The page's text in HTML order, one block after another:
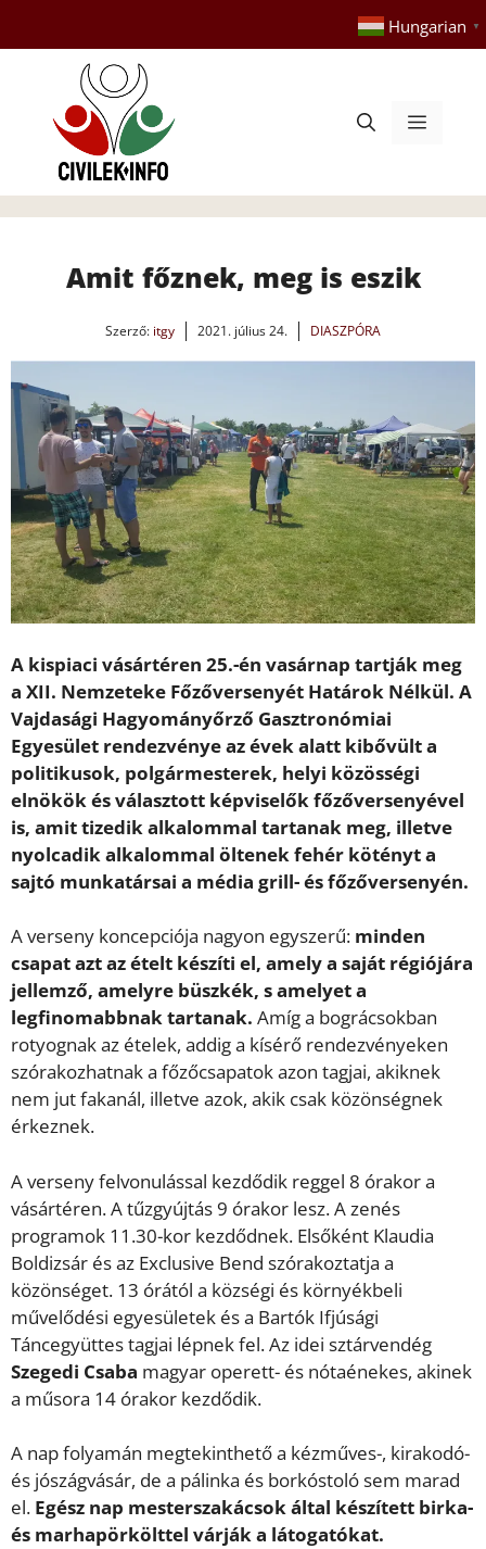
tartalomba
Hungarian ▼
Menü
Amit főznek, meg is eszik
Szerző: itgy 2021. július 24. DIASZPÓRA
A kispiaci vásártéren 25.-én vasárnap tartják meg
a XII. Nemzeteke Főzőversenyét Határok Nélkül. A
Vajdasági Hagyományőrző Gasztronómiai
Egyesület rendezvénye az évek alatt kibővült a
politikusok, polgármesterek, helyi közösségi
elnökök és választott képviselők főzőversenyével
is, amit tizedik alkalommal tartanak meg, illetve
nyolcadik alkalommal öltenek fehér kötényt a
sajtó munkatársai a média grill- és főzőversenyén.
A verseny koncepciója nagyon egyszerű: minden
csapat azt az ételt készíti el, amely a saját régiójára
jellemző, amelyre büszkék, s amelyet a
legfinomabbnak tartanak. Amíg a bográcsokban
rotyognak az ételek, addig a kísérő rendezvényeken
szórakozhatnak a főzőcsapatok azon tagjai, akiknek
nem jut fakanál, illetve azok, akik csak közönségnek
érkeznek.
A verseny felvonulással kezdődik reggel 8 órakor a
vásártéren. A tűzgyújtás 9 órakor lesz. A zenés
programok 11.30-kor kezdődnek. Elsőként Klaudia
Boldizsár és az Exclusive Bend szórakoztatja a
közönséget. 13 órától a községi és környékbeli
művelődési egyesületek és a Bartók Ifjúsági
Táncegyüttes tagjai lépnek fel. Az idei sztárvendég
Szegedi Csaba magyar operett- és nótaénekes, akinek
a műsora 14 órakor kezdődik.
A nap folyamán megtekinthető a kézműves-, kirakodó-
és jószágvásár, de a pálinka és borkóstoló sem marad
el. Egész nap mesterszakácsok által készített birka-
és marhapörkölttel várják a látogatókat.